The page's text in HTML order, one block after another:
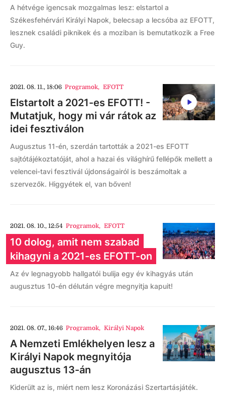
A hétvége igencsak mozgalmas lesz: elstartol a
Székesfehérvári Királyi Napok, belecsap a lecsóba az EFOTT,
lesznek családi piknikek és a moziban is bemutatkozik a Free
Guy.
2021. 08. 11., 18:06 Programok, EFOTT
Elstartolt a 2021-es EFOTT! -
Mutatjuk, hogy mi vár rátok az
idei fesztiválon
Augusztus 11-én, szerdán tartották a 2021-es EFOTT
sajtótájékoztatóját, ahol a hazai és világhírű fellépők mellett a
velencei-tavi fesztivál újdonságairól is beszámoltak a
szervezők. Higgyétek el, van bőven!
2021. 08. 10., 12:54 Programok, EFOTT
10 dolog, amit nem szabad
kihagyni a 2021-es EFOTT-on
Az év legnagyobb hallgatói bulija egy év kihagyás után
augusztus 10-én délután végre megnyitja kapuit!
2021. 08. 07., 16:46 Programok, Királyi Napok
A Nemzeti Emlékhelyen lesz a
Királyi Napok megnyitója
augusztus 13-án
Kiderült az is, miért nem lesz Koronázási Szertartásjáték.